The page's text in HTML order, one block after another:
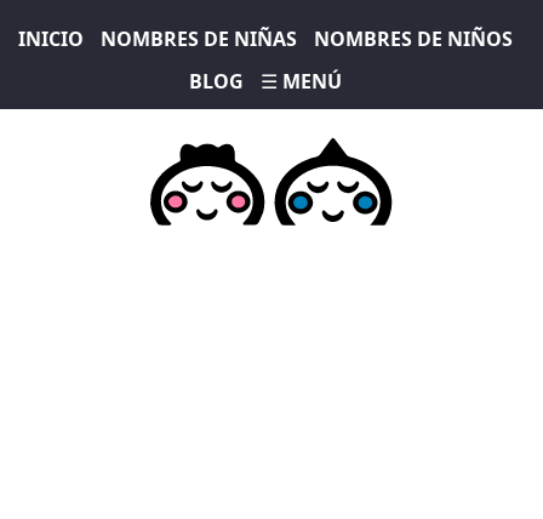
INICIO NOMBRES DE NIÑAS
NOMBRES DE NIÑOS
BLOG
☰ MENÚ